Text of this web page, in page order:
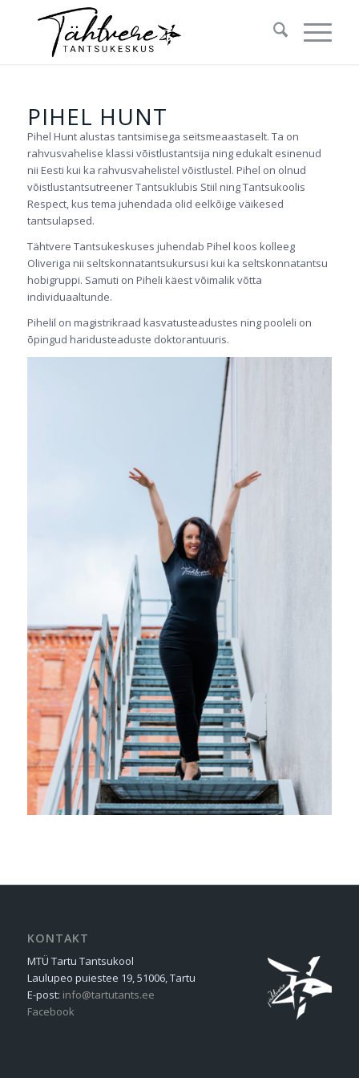
PIHEL HUNT
Pihel Hunt alustas tantsimisega seitsmeaastaselt. Ta on
rahvusvahelise klassi võistlustantsija ning edukalt esinenud
nii Eesti kui ka rahvusvahelistel võistlustel. Pihel on olnud
võistlustantsutreener Tantsuklubis Stiil ning Tantsukoolis
Respect, kus tema juhendada olid eelkõige väikesed
tantsulapsed.
Tähtvere Tantsukeskuses juhendab Pihel koos kolleeg
Oliveriga nii seltskonnatantsukursusi kui ka seltskonnatantsu
hobigruppi. Samuti on Piheli käest võimalik võtta
individuaaltunde.
Pihelil on magistrikraad kasvatusteadustes ning pooleli on
õpingud haridusteaduste doktorantuuris.
KONTAKT
MTÜ Tartu Tantsukool
Laulupeo puiestee 19, 51006, Tartu
E-post: info@tartutants.ee
Facebook